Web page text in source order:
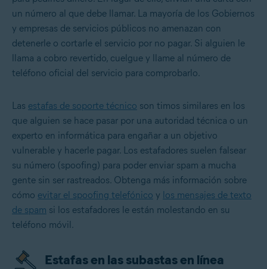
un número al que debe llamar. La mayoría de los Gobiernos
y empresas de servicios públicos no amenazan con
detenerle o cortarle el servicio por no pagar. Si alguien le
llama a cobro revertido, cuelgue y llame al número de
teléfono oficial del servicio para comprobarlo.
Las estafas de soporte técnico son timos similares en los
que alguien se hace pasar por una autoridad técnica o un
experto en informática para engañar a un objetivo
vulnerable y hacerle pagar. Los estafadores suelen falsear
su número (spoofing) para poder enviar spam a mucha
gente sin ser rastreados. Obtenga más información sobre
cómo evitar el spoofing telefónico y los mensajes de texto
de spam si los estafadores le están molestando en su
teléfono móvil.
Estafas en las subastas en línea